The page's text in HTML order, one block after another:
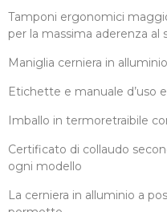
Tamponi ergonomici
per la massima aderenza al
Maniglia cerniera in
Etichette e manuale d’uso
Imballo in termoretraibile
Certificato di collaudo
ogni modello
La cerniera in alluminio a